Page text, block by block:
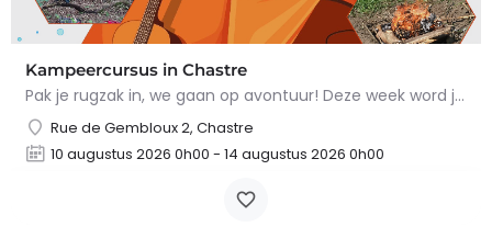
Kampeercursus in Chastre
Pak je rugzak in, we gaan op avontuur! Deze week word je een echte kleine kampeerder: hutten bouwen,…
Rue de Gembloux 2, Chastre
10 augustus 2026 0h00 - 14 augustus 2026 0h00